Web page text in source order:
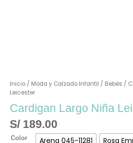
Inicio/ Moda y Calzado Infantil / Bebés /
Leicester
Cardigan Largo Niña
S/189.00
Color Arena 045-11281 Rosa